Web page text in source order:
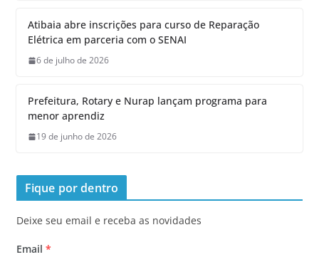
Atibaia abre inscrições para curso de Reparação
Elétrica em parceria com o SENAI
6 de julho de 2026
Prefeitura, Rotary e Nurap lançam programa para
menor aprendiz
19 de junho de 2026
Fique por dentro
Deixe seu email e receba as novidades
Email *